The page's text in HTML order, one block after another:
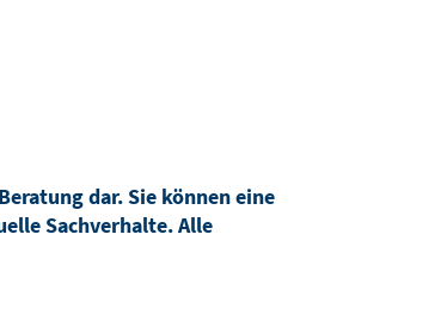
dar. Sie können eine
Sachverhalte. Alle